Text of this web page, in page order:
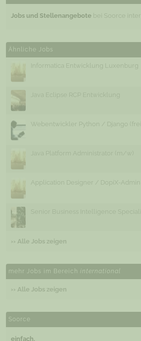
Jobs und Stellenangebote bei Soorce
Ähnliche Jobs
Informatica Entwicklung Luxenburg
Java Eclipse RCP Entwicklung
Webentwickler Python / Django
Java Platform Administrator (m/w)
Application Designer / DopiX-Admin
Senior Business Intelligence
›› Alle Jobs zeigen
mehr Jobs im Bereich international
›› Alle Jobs zeigen
Soorce
einfach.